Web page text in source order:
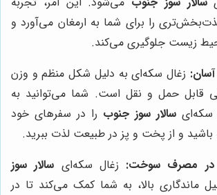
را برای شما به ارمغان می‌آورد و
زیست جلوگیری می‌کند.
زغال سکه‌ای به دلیل شکل منظم و وزن
قابل حمل و نقل است. شما می‌توانید به
سکه‌ای سالار سوز جنوب را در سفرهای خود
باشید و از پخت و پز در طبیعت لذت ببرید.
در مصرف سوخت: زغال سکه‌ای سالار سوز
ماندگاری بالا، به شما کمک می‌کند تا در